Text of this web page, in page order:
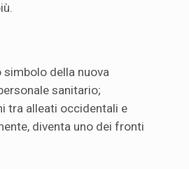
simbolo della nuova
sanitario;
tra alleati occidentali e
diventa uno dei fronti